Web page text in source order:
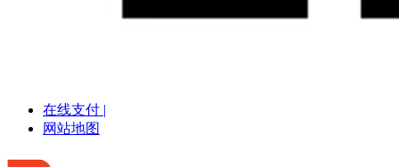
在线支付 |
网站地图